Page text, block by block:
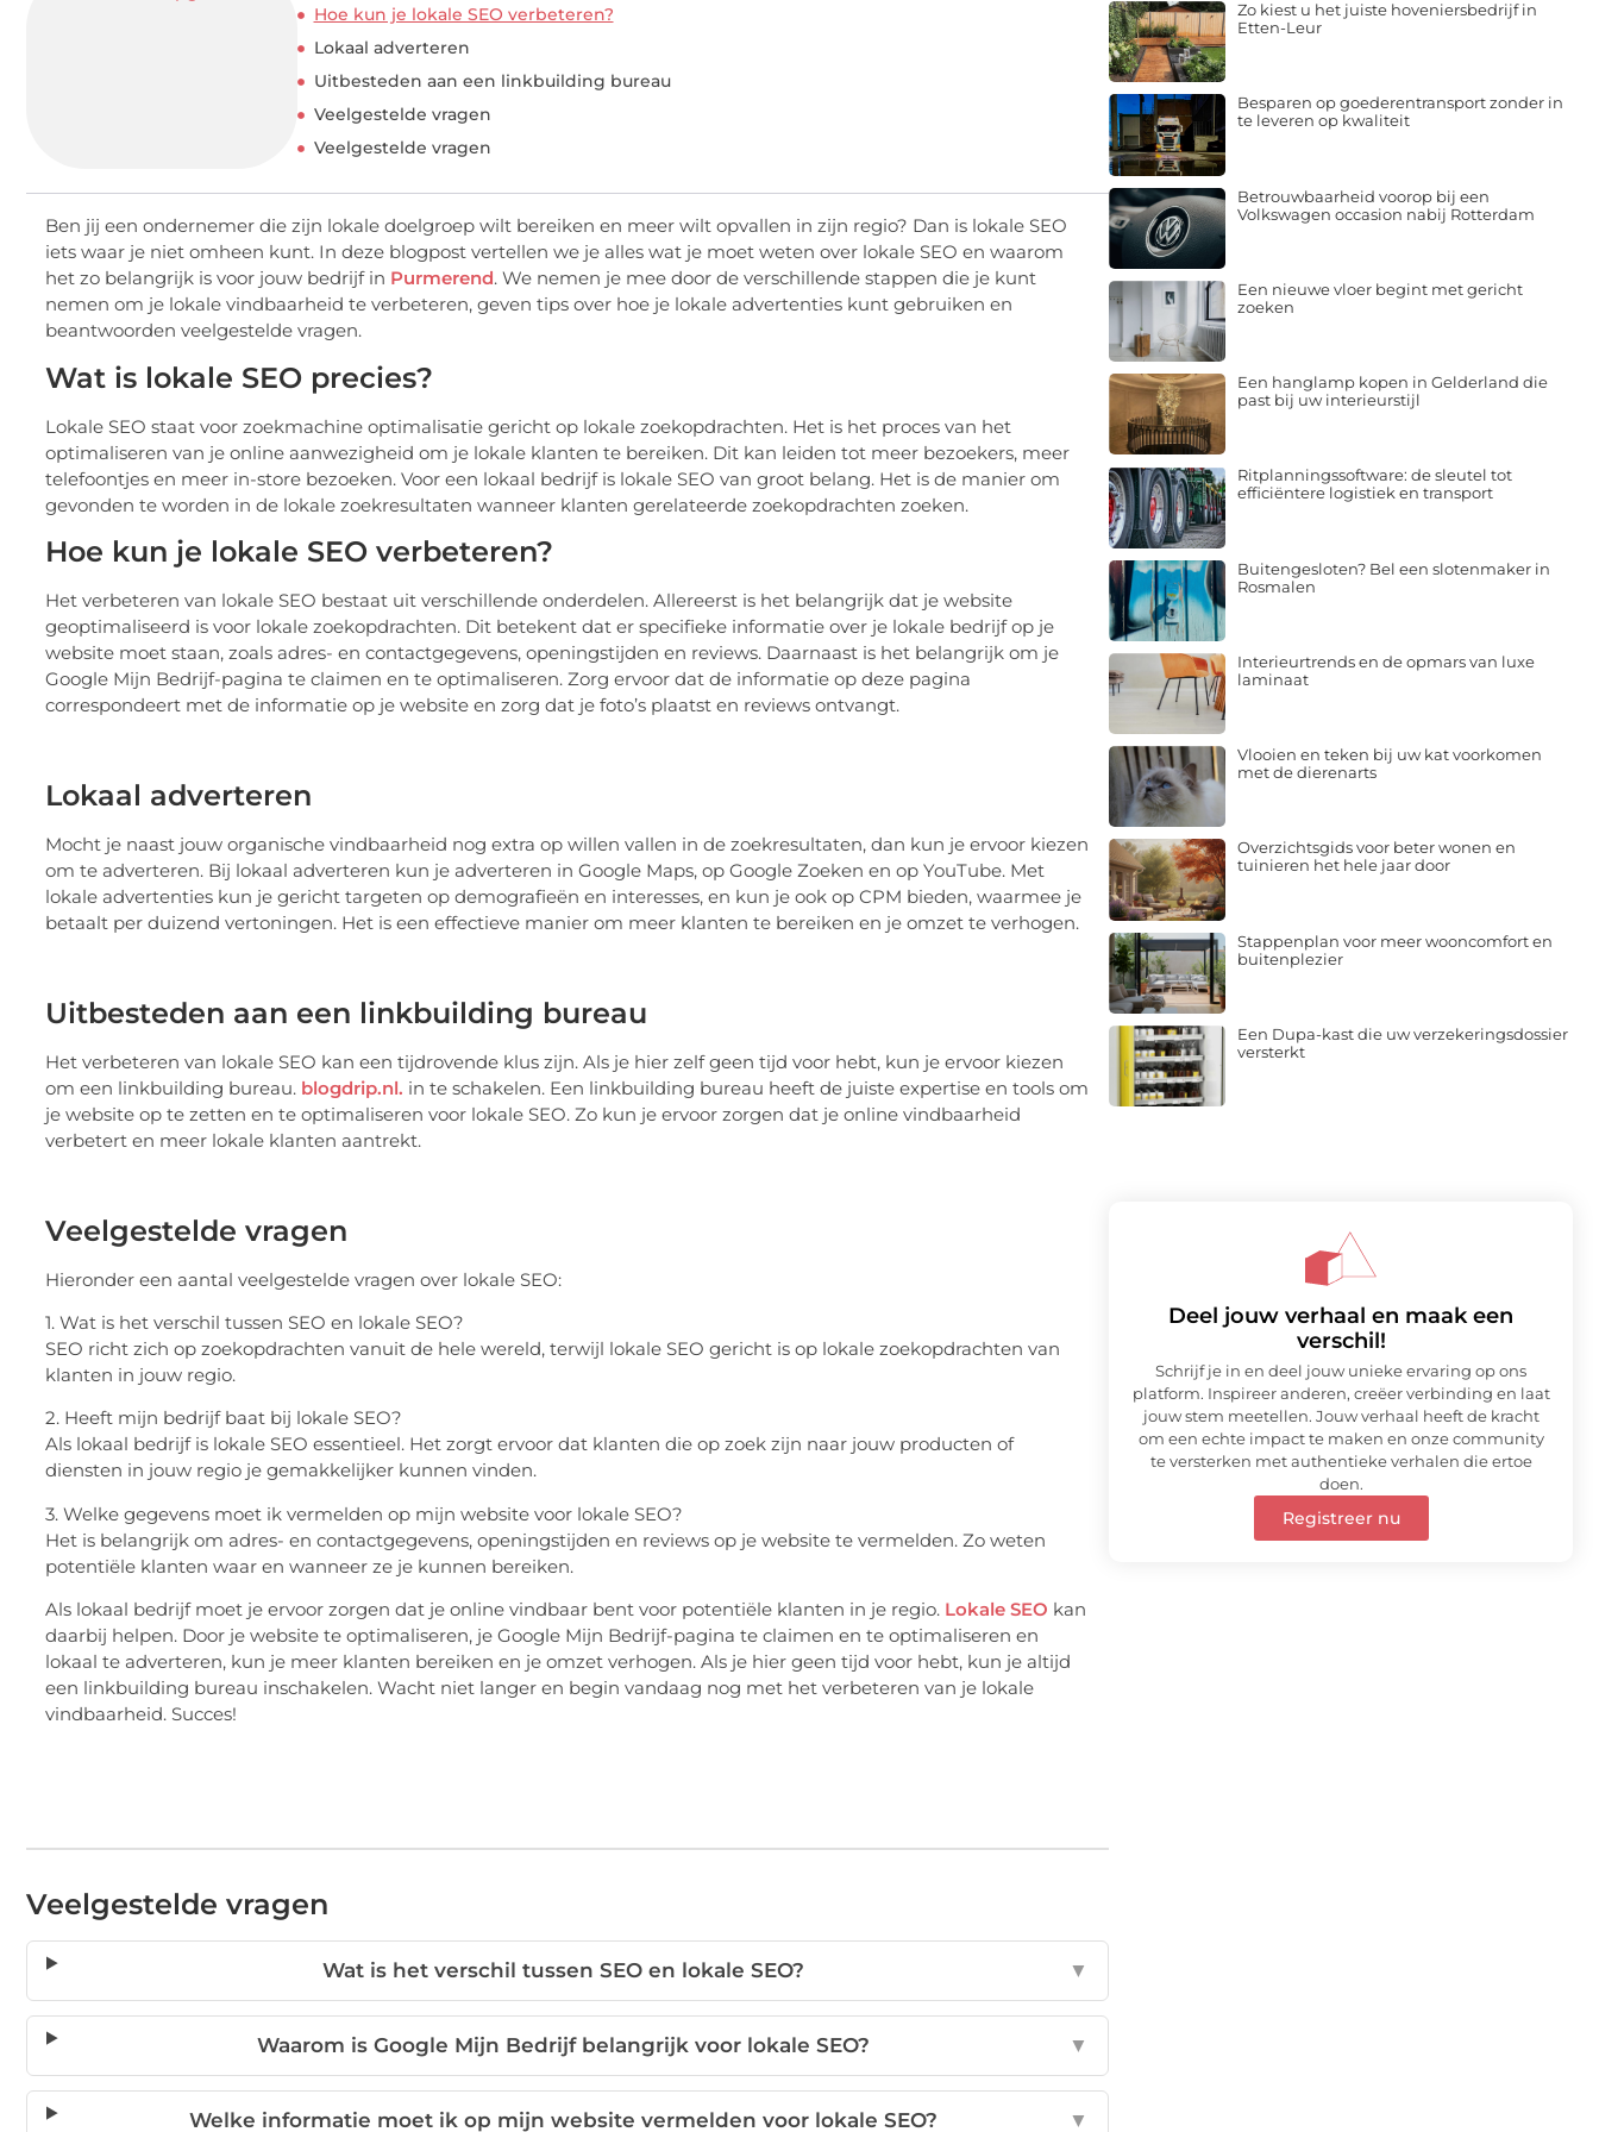
Hoe kun je lokale SEO verbeteren?
Lokaal adverteren
Uitbesteden aan een linkbuilding bureau
Veelgestelde vragen
Veelgestelde vragen
Ben jij een ondernemer die zijn lokale doelgroep wilt bereiken en meer wilt opvallen in zijn regio? Dan is lokale SEO
iets waar je niet omheen kunt. In deze blogpost vertellen we je alles wat je moet weten over lokale SEO en waarom
het zo belangrijk is voor jouw bedrijf in Purmerend. We nemen je mee door de verschillende stappen die je kunt
nemen om je lokale vindbaarheid te verbeteren, geven tips over hoe je lokale advertenties kunt gebruiken en
beantwoorden veelgestelde vragen.
Wat is lokale SEO precies?
Lokale SEO staat voor zoekmachine optimalisatie gericht op lokale zoekopdrachten. Het is het proces van het
optimaliseren van je online aanwezigheid om je lokale klanten te bereiken. Dit kan leiden tot meer bezoekers, meer
telefoontjes en meer in-store bezoeken. Voor een lokaal bedrijf is lokale SEO van groot belang. Het is de manier om
gevonden te worden in de lokale zoekresultaten wanneer klanten gerelateerde zoekopdrachten zoeken.
Hoe kun je lokale SEO verbeteren?
Het verbeteren van lokale SEO bestaat uit verschillende onderdelen. Allereerst is het belangrijk dat je website
geoptimaliseerd is voor lokale zoekopdrachten. Dit betekent dat er specifieke informatie over je lokale bedrijf op je
website moet staan, zoals adres- en contactgegevens, openingstijden en reviews. Daarnaast is het belangrijk om je
Google Mijn Bedrijf-pagina te claimen en te optimaliseren. Zorg ervoor dat de informatie op deze pagina
correspondeert met de informatie op je website en zorg dat je foto’s plaatst en reviews ontvangt.
Lokaal adverteren
Mocht je naast jouw organische vindbaarheid nog extra op willen vallen in de zoekresultaten, dan kun je ervoor kiezen
om te adverteren. Bij lokaal adverteren kun je adverteren in Google Maps, op Google Zoeken en op YouTube. Met
lokale advertenties kun je gericht targeten op demografieën en interesses, en kun je ook op CPM bieden, waarmee je
betaalt per duizend vertoningen. Het is een effectieve manier om meer klanten te bereiken en je omzet te verhogen.
Uitbesteden aan een linkbuilding bureau
Het verbeteren van lokale SEO kan een tijdrovende klus zijn. Als je hier zelf geen tijd voor hebt, kun je ervoor kiezen
om een linkbuilding bureau. blogdrip.nl. in te schakelen. Een linkbuilding bureau heeft de juiste expertise en tools om
je website op te zetten en te optimaliseren voor lokale SEO. Zo kun je ervoor zorgen dat je online vindbaarheid
verbetert en meer lokale klanten aantrekt.
Veelgestelde vragen
Hieronder een aantal veelgestelde vragen over lokale SEO:
1. Wat is het verschil tussen SEO en lokale SEO?
SEO richt zich op zoekopdrachten vanuit de hele wereld, terwijl lokale SEO gericht is op lokale zoekopdrachten van
klanten in jouw regio.
2. Heeft mijn bedrijf baat bij lokale SEO?
Als lokaal bedrijf is lokale SEO essentieel. Het zorgt ervoor dat klanten die op zoek zijn naar jouw producten of
diensten in jouw regio je gemakkelijker kunnen vinden.
3. Welke gegevens moet ik vermelden op mijn website voor lokale SEO?
Het is belangrijk om adres- en contactgegevens, openingstijden en reviews op je website te vermelden. Zo weten
potentiële klanten waar en wanneer ze je kunnen bereiken.
Als lokaal bedrijf moet je ervoor zorgen dat je online vindbaar bent voor potentiële klanten in je regio. Lokale SEO kan
daarbij helpen. Door je website te optimaliseren, je Google Mijn Bedrijf-pagina te claimen en te optimaliseren en
lokaal te adverteren, kun je meer klanten bereiken en je omzet verhogen. Als je hier geen tijd voor hebt, kun je altijd
een linkbuilding bureau inschakelen. Wacht niet langer en begin vandaag nog met het verbeteren van je lokale
vindbaarheid. Succes!
Veelgestelde vragen
Wat is het verschil tussen SEO en lokale SEO? ▼
Waarom is Google Mijn Bedrijf belangrijk voor lokale SEO? ▼
Welke informatie moet ik op mijn website vermelden voor lokale SEO? ▼
Zo kiest u het juiste hoveniersbedrijf in
Etten-Leur
Besparen op goederentransport zonder in
te leveren op kwaliteit
Betrouwbaarheid voorop bij een
Volkswagen occasion nabij Rotterdam
Een nieuwe vloer begint met gericht
zoeken
Een hanglamp kopen in Gelderland die
past bij uw interieurstijl
Ritplanningssoftware: de sleutel tot
efficiëntere logistiek en transport
Buitengesloten? Bel een slotenmaker in
Rosmalen
Interieurtrends en de opmars van luxe
laminaat
Vlooien en teken bij uw kat voorkomen
met de dierenarts
Overzichtsgids voor beter wonen en
tuinieren het hele jaar door
Stappenplan voor meer wooncomfort en
buitenplezier
Een Dupa-kast die uw verzekeringsdossier
versterkt
Deel jouw verhaal en maak een
verschil!
Schrijf je in en deel jouw unieke ervaring op ons
platform. Inspireer anderen, creëer verbinding en laat
jouw stem meetellen. Jouw verhaal heeft de kracht
om een echte impact te maken en onze community
te versterken met authentieke verhalen die ertoe
doen.
Registreer nu